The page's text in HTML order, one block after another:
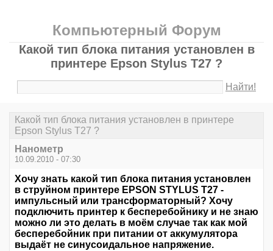
Компьютерный Форум
Какой тип блока питания установлен в
принтере Epson Stylus T27 ?
Найти!
Какой тип блока питания установлен в принтере
Epson Stylus T27 ?
Нанометр
10.09.2010 - 07:30
Хочу знать какой тип блока питания установлен
в струйном принтере EPSON STYLUS T27 -
импульсный или трансформаторный? Хочу
подключить принтер к бесперебойнику и не знаю
можно ли это делать в моём случае так как мой
бесперебойник при питании от аккумулятора
выдаёт не синусоидальное напряжение.